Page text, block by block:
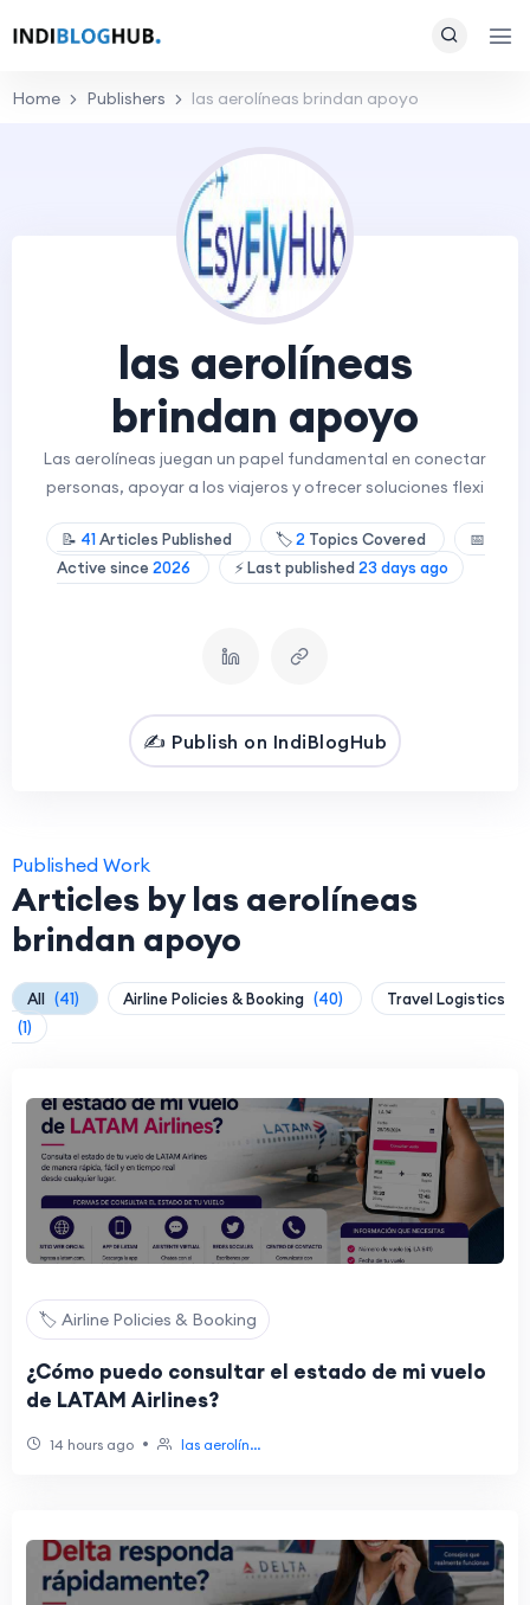
Home Publishers las aerolíneas brindan apoyo
las aerolíneas
brindan apoyo
Las aerolíneas juegan un papel fundamental en conectar
personas, apoyar a los viajeros y ofrecer soluciones flexi
📝 41Articles Published 🏷️2 Topics Covered
📅
Active since 2026 ⚡ Last published 23 days ago
✍️ Publish on IndiBlogHub
Published Work
Articles by las aerolíneas
brindan apoyo
All (41) Airline Policies & Booking (40)
Travel Logistics
(1)
🏷️ Airline Policies & Booking
¿Cómo puedo consultar el estado de mi vuelo
de LATAM Airlines?
14 hours ago • las aerolín...